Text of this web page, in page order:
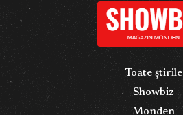
Toate știrile
Showbiz
Monden